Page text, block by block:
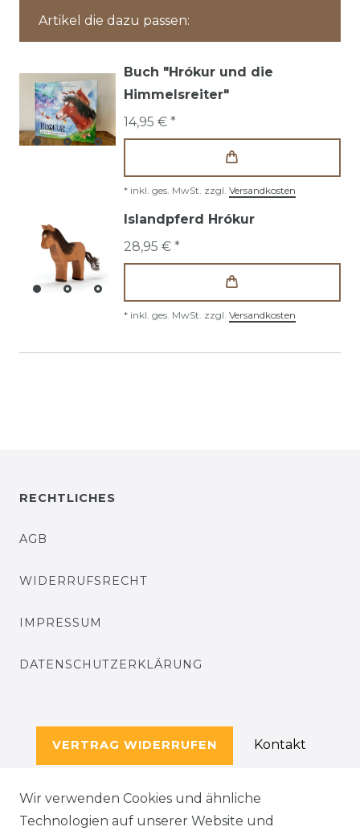
Artikel die dazu passen:
Buch "Hrókur und die
Himmelsreiter"
14,95 € *
* inkl. ges. MwSt. zzgl. Versandkosten
Islandpferd Hrókur
28,95 € *
* inkl. ges. MwSt. zzgl. Versandkosten
RECHTLICHES
AGB
WIDERRUFSRECHT
IMPRESSUM
DATENSCHUTZERKLÄRUNG
VERTRAG WIDERRUFEN Kontakt
SERVICE
Wir verwenden Cookies und ähnliche
Technologien auf unserer Website und